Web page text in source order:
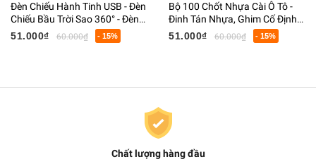
Đèn Chiếu Hành Tinh USB - Đèn
Chiếu Bầu Trời Sao 360° - Đèn
Ngủ Trang Trí Phòng Ngủ, Quà
51.000₫ 60.000₫ - 15%
Bộ 100 Chốt Nhựa Cài Ô Tô -
Đinh Tán Nhựa, Ghim Cố Định
Tapi Cửa, Cản Xe, Chắn Bùn
51.000₫ 60.000₫ - 15%
Chất lượng hàng đầu